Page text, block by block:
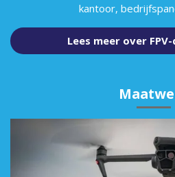
kantoor,
Lees meer over